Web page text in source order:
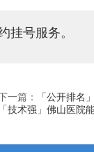
挂号服务。
一篇：
「公开排名
「技术强」佛山医院